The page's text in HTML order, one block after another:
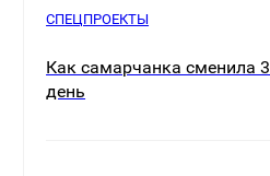
СПЕЦПРОЕКТЫ
Как самарчанка сменила
день